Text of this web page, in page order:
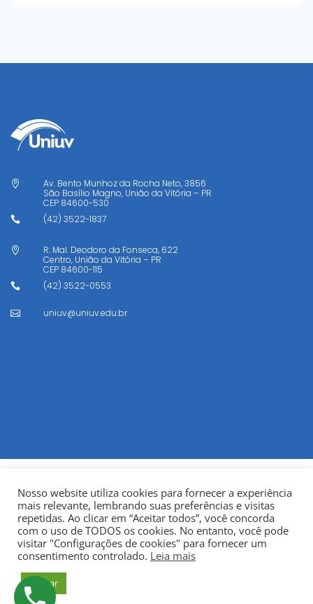

Av. Bento Munhoz da Rocha Neto, 3856
São Basílio Magno, União da Vitória – PR
CEP 84600-530
 (42) 3522-1837

R. Mal. Deodoro da Fonseca, 622
Centro, União da Vitória – PR
CEP 84600-115
 (42) 3522-0553
 uniuv@uniuv.edu.br
© Copyright 2022Fundação Municipal Centro Universitário
da Cidade de União da Vitória – UNIUV
Nosso website utiliza cookies para fornecer a experiência
mais relevante, lembrando suas preferências e visitas
repetidas. Ao clicar em “Aceitar todos”, você concorda
com o uso de TODOS os cookies. No entanto, você pode
visitar "Configurações de cookies" para fornecer um
consentimento controlado. Leia mais
Aceitar